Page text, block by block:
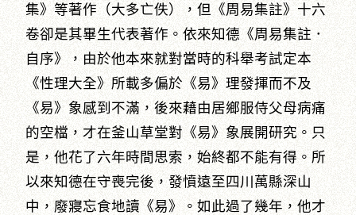
集》等著作（大多亡佚），但《周易集註》十六
卷卻是其畢生代表著作。依來知德《周易集註．
自序》，由於他本來就對當時的科舉考試定本
《性理大全》所載多偏於《易》理發揮而不及
《易》象感到不滿，後來藉由居鄉服侍父母病痛
的空檔，才在釜山草堂對《易》象展開研究。只
是，他花了六年時間思索，始終都不能有得。所
以來知德在守喪完後，發憤遠至四川萬縣深山
中，廢寢忘食地讀《易》。如此過了幾年，他才